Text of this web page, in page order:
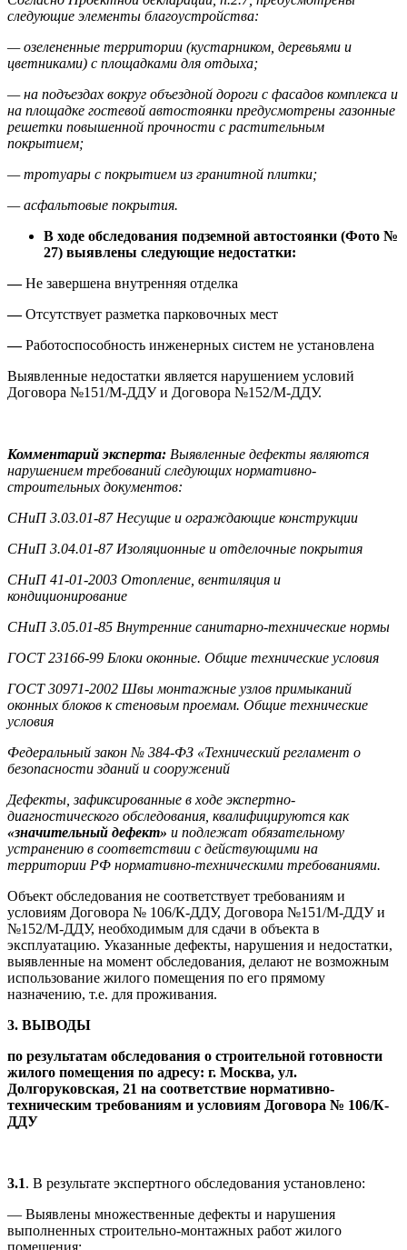
следующие элементы благоустройства:
— озелененные территории (кустарником, деревьями и
цветниками) с площадками для отдыха;
— на подъездах вокруг объездной дороги с фасадов комплекса и
на площадке гостевой автостоянки предусмотрены газонные
решетки повышенной прочности с растительным
покрытием;
— тротуары с покрытием из гранитной плитки;
— асфальтовые покрытия.
В ходе обследования подземной автостоянки (Фото №
27) выявлены следующие недостатки:
—Не завершена внутренняя отделка
—Отсутствует разметка парковочных мест
—Работоспособность инженерных систем не установлена
Выявленные недостатки является нарушением условий
Договора №151/М-ДДУ и Договора №152/М-ДДУ.
Комментарий эксперта: Выявленные дефекты являются
нарушением требований следующих нормативно-
строительных документов:
СНиП 3.03.01-87 Несущие и ограждающие конструкции
СНиП 3.04.01-87 Изоляционные и отделочные покрытия
СНиП 41-01-2003 Отопление, вентиляция и
кондиционирование
СНиП 3.05.01-85 Внутренние санитарно-технические нормы
ГОСТ 23166-99 Блоки оконные. Общие технические условия
ГОСТ 30971-2002 Швы монтажные узлов примыканий
оконных блоков к стеновым проемам. Общие технические
условия
Федеральный закон № 384-ФЗ «Технический регламент о
безопасности зданий и сооружений
Дефекты, зафиксированные в ходе экспертно-
диагностического обследования, квалифицируются как
«значительный дефект» и подлежат обязательному
устранению в соответствии с действующими на
территории РФ нормативно-техническими требованиями.
Объект обследования не соответствует требованиям и
условиям Договора № 106/К-ДДУ, Договора №151/М-ДДУ и
№152/М-ДДУ, необходимым для сдачи в объекта в
эксплуатацию. Указанные дефекты, нарушения и недостатки,
выявленные на момент обследования, делают не возможным
использование жилого помещения по его прямому
назначению, т.е. для проживания.
3. ВЫВОДЫ
по результатам обследования о строительной готовности
жилого помещения по адресу: г. Москва, ул.
Долгоруковская, 21 на соответствие нормативно-
техническим требованиям и условиям Договора № 106/К-
ДДУ
3.1. В результате экспертного обследования установлено:
— Выявлены множественные дефекты и нарушения
выполненных строительно-монтажных работ жилого
помещения;